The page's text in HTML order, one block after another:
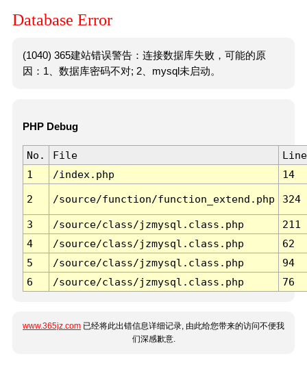
Database Error
(1040) 365建站错误警告：连接数据库失败，可能的原
因：1、数据库密码不对; 2、mysql未启动。
PHP Debug
No. File
Line
1
/index.php 14
2 /source/function/function_extend.php 324
3 /source/class/jzmysql.class.php
211
4
/source/class/jzmysql.class.php
62
5
/source/class/jzmysql.class.php
94
6
/source/class/jzmysql.class.php 76
www.365jz.com 已经将此出错信息详细记录, 由此给您带来的访问不便我
们深感歉意.